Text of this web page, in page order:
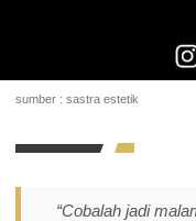
sumber : sastra estetik
“Cobalah jadi